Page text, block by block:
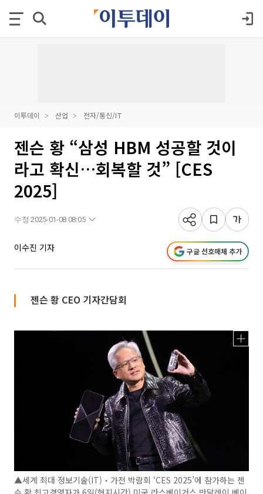
이투데이 산업 전자/통신/IT
젠슨 황 “삼성 HBM 성공할 것이
라고 확신…회복할 것” [CES
2025]
수정 2025-01-08 08:05
이수진 기자 구글 선호매체 추가
젠슨 황 CEO 기자간담회
▲세계 최대 정보기술(IT)‧가전 박람회 ‘CES 2025’에 참가하는 젠